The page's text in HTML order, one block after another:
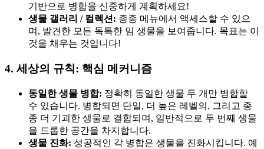
기반으로 병합을 신중하게 계획하세요!
생물 갤러리 / 컬렉션: 종종 메뉴에서 액세스할 수 있으
며, 발견한 모든 독특한 밈 생물을 보여줍니다. 목표는 이
것을 채우는 것입니다!
4. 세상의 규칙: 핵심 메커니즘
동일한 생물 병합: 정확히 동일한 생물 두 개만 병합할
수 있습니다. 병합되면 단일, 더 높은 레벨의, 그리고 종
종 더 기괴한 생물로 결합되며, 일반적으로 두 번째 생물
을 드롭한 공간을 차지합니다.
생물 진화: 성공적인 각 병합은 생물을 진화시킵니다. 예